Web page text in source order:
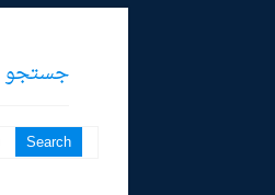
جستجو